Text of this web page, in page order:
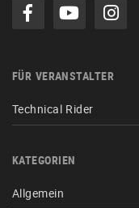
FÜR VERANSTALTER
Technical Rider
KATEGORIEN
Allgemein